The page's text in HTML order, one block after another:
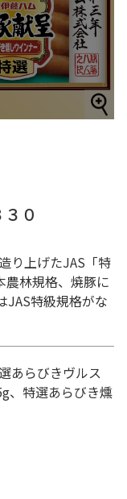
０
り上げたJAS「特
農林規格、焼豚に
JAS特級規格がな
あらびきヴルス
、特選あらびき燻